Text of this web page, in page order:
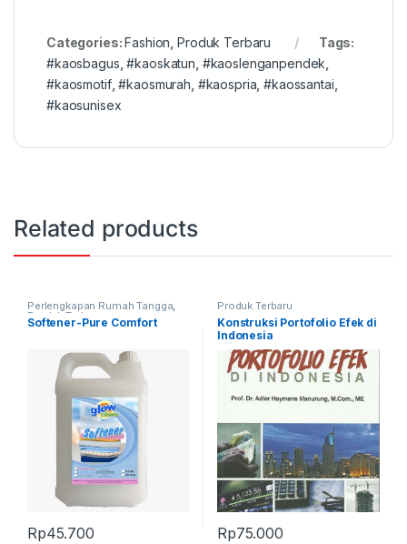
Categories:Fashion ,Produk Terbaru
Tags:
#kaosbagus ,#kaoskatun #kaoslenganpendek
#kaosmotif,#kaosmurah #kaospria ,#kaossantai
#kaosunisex
Related products
Perlengkapan Rumah Tangga,
Produk Terbaru
Softener-Pure Comfort
Rp45.700
Produk Terbaru
Konstruksi Portofolio Efek di
Indonesia
Rp75.000